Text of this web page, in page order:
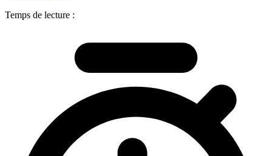
Temps de lecture :